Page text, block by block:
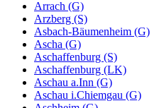
Arrach (G)
Arzberg (S)
Asbach-Bäumenheim (G)
Ascha (G)
Aschaffenburg (S)
Aschaffenburg (LK)
Aschau a.Inn (G)
Aschau i.Chiemgau (G)